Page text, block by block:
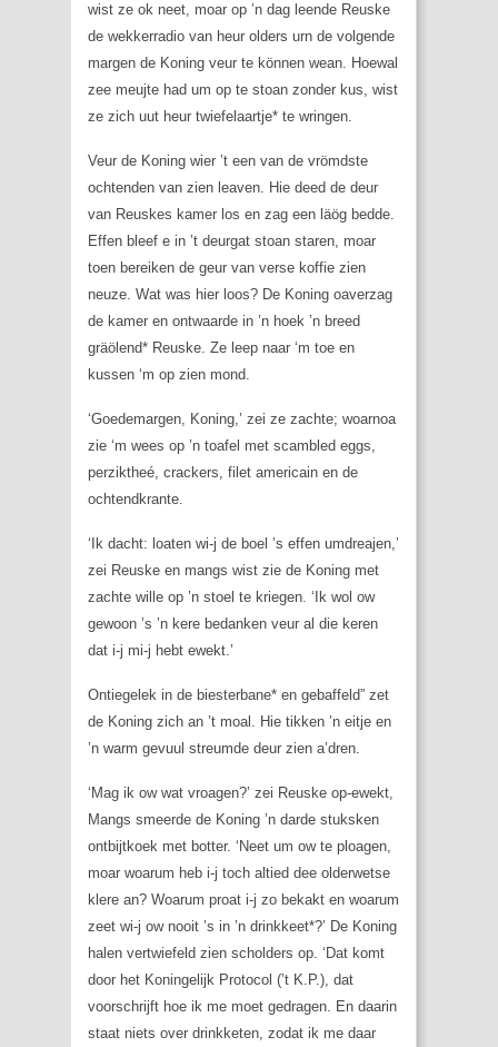
wist ze ok neet, moar op ’n dag leende Reuske
de wekkerradio van heur olders urn de volgende
margen de Koning veur te können wean. Hoewal
zee meujte had um op te stoan zonder kus, wist
ze zich uut heur twiefelaartje* te wringen.
Veur de Koning wier ’t een van de vrömdste
ochtenden van zien leaven. Hie deed de deur
van Reuskes kamer los en zag een läög bedde.
Effen bleef e in ’t deurgat stoan staren, moar
toen bereiken de geur van verse koffie zien
neuze. Wat was hier loos? De Koning oaverzag
de kamer en ontwaarde in ’n hoek ’n breed
gräölend* Reuske. Ze leep naar ‘m toe en
kussen ‘m op zien mond.
‘Goedemargen, Koning,’ zei ze zachte; woarnoa
zie ‘m wees op ’n toafel met scambled eggs,
perziktheé, crackers, filet americain en de
ochtendkrante.
‘Ik dacht: loaten wi-j de boel ’s effen umdreajen,’
zei Reuske en mangs wist zie de Koning met
zachte wille op ’n stoel te kriegen. ‘Ik wol ow
gewoon ’s ’n kere bedanken veur al die keren
dat i-j mi-j hebt ewekt.’
Ontiegelek in de biesterbane* en gebaffeld” zet
de Koning zich an ’t moal. Hie tikken ’n eitje en
’n warm gevuul streumde deur zien a’dren.
‘Mag ik ow wat vroagen?’ zei Reuske op-ewekt,
Mangs smeerde de Koning ’n darde stuksken
ontbijtkoek met botter. ‘Neet um ow te ploagen,
moar woarum heb i-j toch altied dee olderwetse
klere an? Woarum proat i-j zo bekakt en woarum
zeet wi-j ow nooit ’s in ’n drinkkeet*?’ De Koning
halen vertwiefeld zien scholders op. ‘Dat komt
door het Koningelijk Protocol (’t K.P.), dat
voorschrijft hoe ik me moet gedragen. En daarin
staat niets over drinkketen, zodat ik me daar